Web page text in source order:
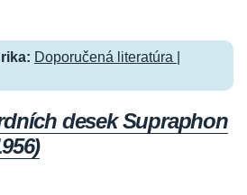
Doporučená literatúra
desek Supraphon